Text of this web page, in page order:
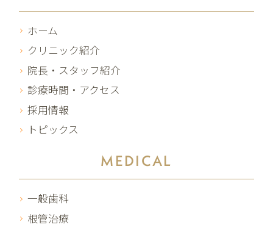
ホーム
クリニック紹介
院長・スタッフ紹介
診療時間・アクセス
採用情報
トピックス
MEDICAL
一般歯科
根管治療